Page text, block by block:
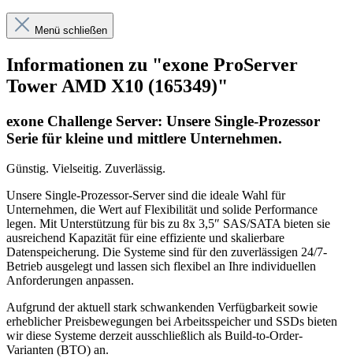
Menü schließen
Informationen zu "exone ProServer
Tower AMD X10 (165349)"
exone Challenge Server: Unsere Single-Prozessor
Serie für kleine und mittlere Unternehmen.
Günstig. Vielseitig. Zuverlässig.
Unsere Single-Prozessor-Server sind die ideale Wahl für
Unternehmen, die Wert auf Flexibilität und solide Performance
legen. Mit Unterstützung für bis zu 8x 3,5″ SAS/SATA bieten sie
ausreichend Kapazität für eine effiziente und skalierbare
Datenspeicherung. Die Systeme sind für den zuverlässigen 24/7-
Betrieb ausgelegt und lassen sich flexibel an Ihre individuellen
Anforderungen anpassen.
Aufgrund der aktuell stark schwankenden Verfügbarkeit sowie
erheblicher Preisbewegungen bei Arbeitsspeicher und SSDs bieten
wir diese Systeme derzeit ausschließlich als Build-to-Order-
Varianten (BTO) an.